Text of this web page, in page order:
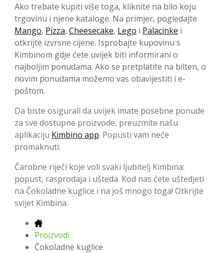
Ako trebate kupiti više toga, kliknite na bilo koju
trgovinu i njene kataloge. Na primjer, pogledajte
Mango, Pizza, Cheesecake, Lego i Palacinke i
otkrijte izvrsne cijene. Isprobajte kupovinu s
Kimbinom gdje ćete uvijek biti informirani o
najboljim ponudama. Ako se pretplatite na bilten, o
novim ponudama možemo vas obavijestiti i e-
poštom.
Da biste osigurali da uvijek imate posebne ponude
za sve dostupne proizvode, preuzmite našu
aplikaciju Kimbino app. Popusti vam neće
promaknuti.
Čarobne riječi koje voli svaki ljubitelj Kimbina:
popust, rasprodaja i ušteda. Kod nas ćete uštedjeti
na Čokoladne kuglice i na još mnogo toga! Otkrijte
svijet Kimbina.
Proizvodi
Čokoladne kuglice